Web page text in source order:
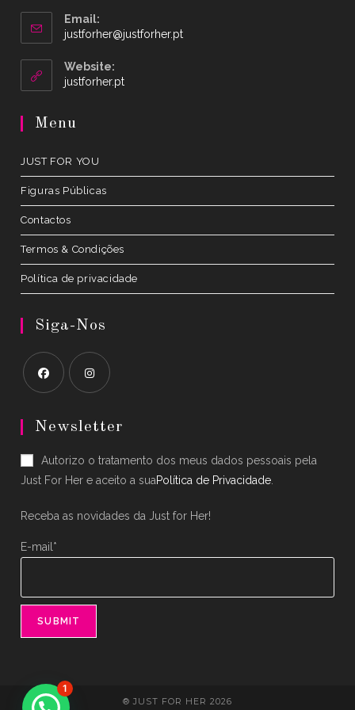
Email:
justforher@justforher.ptOpens
Website:
justforher.ptOpens
Menu
JUST FOR YOU
Figuras Públicas
Contactos
Termos & Condições
Política de privacidade
Siga-Nos
in
new
tab
in
new
tab
Newsletter
Autorizo o tratamento dos meus dados pessoais pela
Just For Her e aceito a suaPolítica de Privacidade.
Receba as novidades da Just for Her!
E-mail*
® JUST FOR HER 2026
1